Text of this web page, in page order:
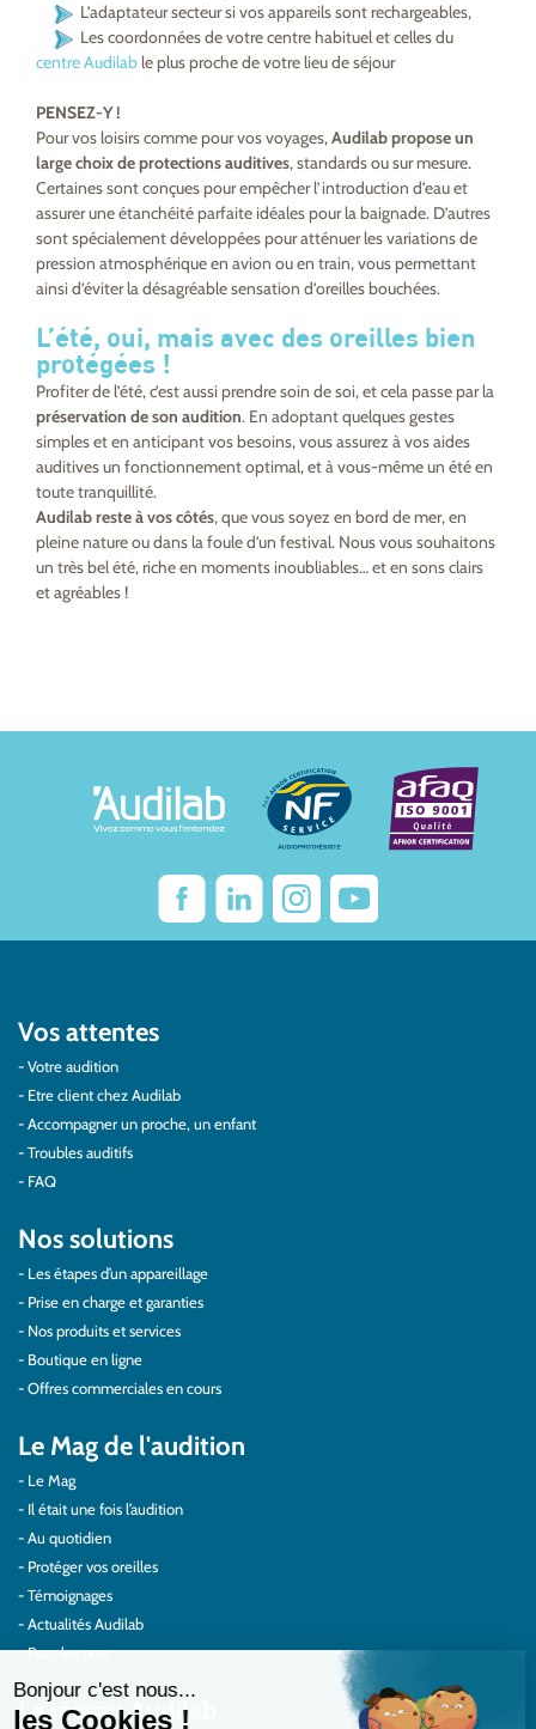
L’adaptateur secteur si vos appareils sont rechargeables,
Les coordonnées de votre centre habituel et celles du
centre Audilable plus proche de votre lieu de séjour
PENSEZ-Y !
Pour vos loisirs comme pour vos voyages,Audilab propose un
large choix de protections auditives, standards ou sur mesure.
Certaines sont conçues pour empêcher l’introduction d’eau et
assurer une étanchéité parfaite idéales pour la baignade. D’autres
sont spécialement développées pour atténuer les variations de
pression atmosphérique en avion ou en train, vous permettant
ainsi d’éviter la désagréable sensation d’oreilles bouchées.
L’été, oui, mais avec des oreilles bien
protégées !
Profiter de l’été, c’est aussi prendre soin de soi, et cela passe par la
préservation de son audition. En adoptant quelques gestes
simples et en anticipant vos besoins, vous assurez à vos aides
auditives un fonctionnement optimal, et à vous-même un été en
toute tranquillité.
Audilab reste à vos côtés, que vous soyez en bord de mer, en
pleine nature ou dans la foule d’un festival. Nous vous souhaitons
un très bel été, riche en moments inoubliables… et en sons clairs
et agréables !
Vos attentes
Votre audition
Etre client chez Audilab
Accompagner un proche, un enfant
Troubles auditifs
FAQ
Nos solutions
Les étapes d’un appareillage
Prise en charge et garanties
Nos produits et services
Boutique en ligne
Offres commerciales en cours
Le Mag de l'audition
Le Mag
Il était une fois l’audition
Au quotidien
Protéger vos oreilles
Témoignages
Actualités Audilab
Pour les pros
Le réseau Audilab